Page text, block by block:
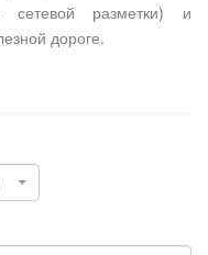
разметки) и
дороге.